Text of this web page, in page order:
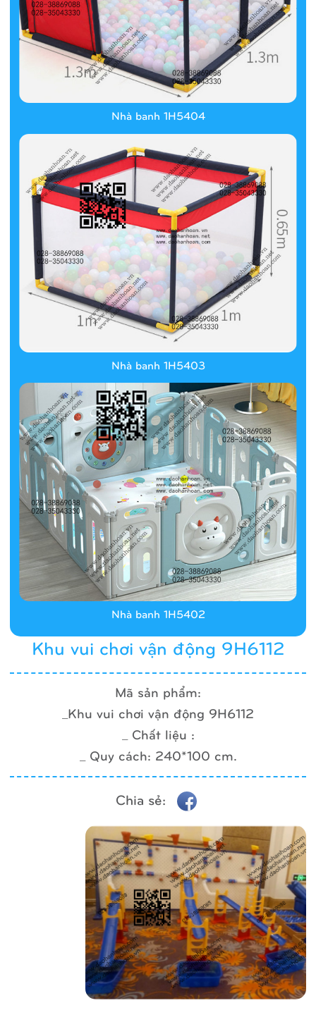
Khu vui chơi vận động 9H6112
Mã sản phẩm:
_Khu vui chơi vận động 9H6112
_ Chất liệu :
_ Quy cách: 240*100 cm.
Chia sẻ:
Nhà banh 1H5404
Nhà banh 1H5403
Nhà banh 1H5402